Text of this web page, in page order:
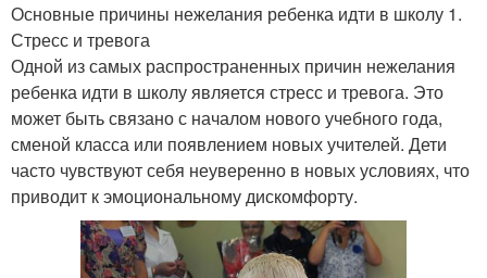
Основные причины нежелания ребенка идти в школу 1.
Стресс и тревога
Одной из самых распространенных причин нежелания
ребенка идти в школу является стресс и тревога. Это
может быть связано с началом нового учебного года,
сменой класса или появлением новых учителей. Дети
часто чувствуют себя неуверенно в новых условиях, что
приводит к эмоциональному дискомфорту.